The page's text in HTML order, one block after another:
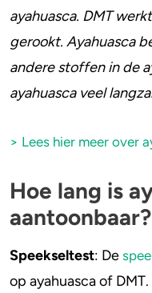
2C-B
Ayahuasca
LSD
Heroïne
Trends & Cijfers
Stel een vraag
ayahuasca. DMT
gerookt. Ayahuasca
andere stoffen in de
ayahuasca veel
> Lees hier meer over
Hoe lang is
aantoonbaar?
Speekseltest: De
op ayahuasca of